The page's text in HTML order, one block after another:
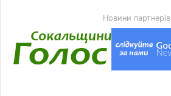
Новини партнерів